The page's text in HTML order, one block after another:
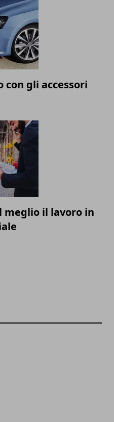
con gli accessori
meglio il lavoro in